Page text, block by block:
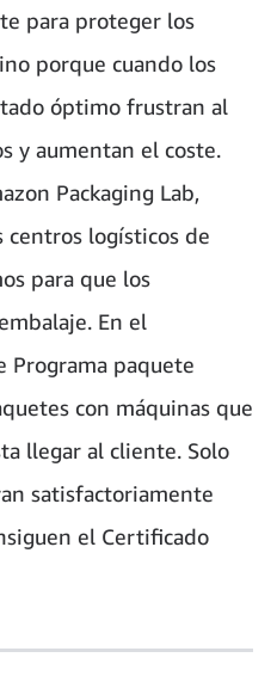
para proteger los
porque cuando los
óptimo frustran al
y aumentan el coste.
Packaging Lab,
centros logísticos de
para que los
En el
Programa paquete
con máquinas que
llegar al cliente. Solo
satisfactoriamente
el Certificado